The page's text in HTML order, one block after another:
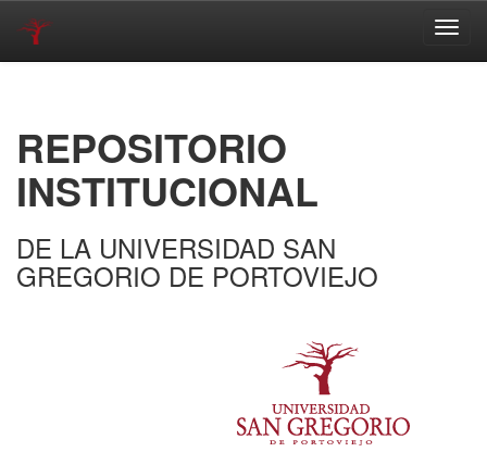
REPOSITORIO
INSTITUCIONAL
DE LA UNIVERSIDAD SAN
GREGORIO DE PORTOVIEJO